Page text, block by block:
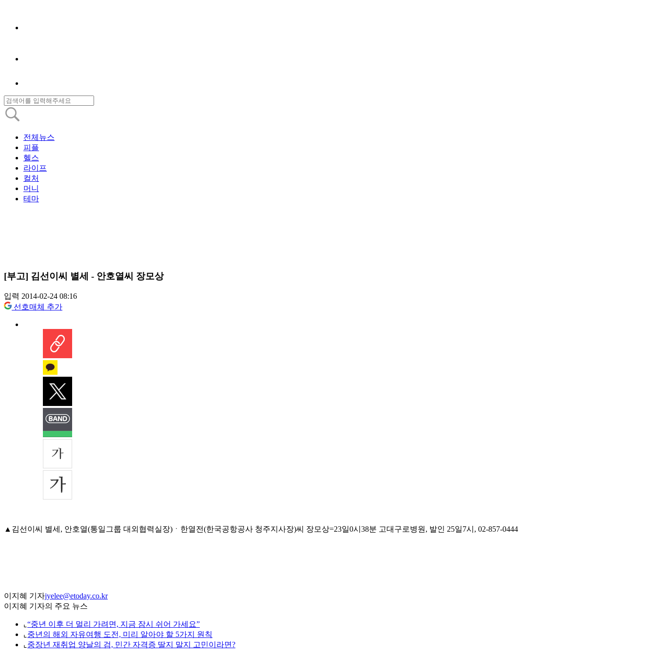
전체뉴스
피플
헬스
라이프
컬처
머니
테마
[부고] 김선이씨 별세 - 안호열씨 장모상
입력 2014-02-24 08:16
선호매체 추가
▲김선이씨 별세, 안호열(통일그룹 대외협력실장)ㆍ한열전(한국공항공사 청주지사장)씨 장모상=23일0시38분 고대구로병원, 발인 25일7시, 02-857-0444
이지혜 기자jyelee@etoday.co.kr
이지혜 기자의 주요 뉴스
⌞ “중년 이후 더 멀리 가려면, 지금 잠시 쉬어 가세요”
⌞ 중년의 해외 자유여행 도전, 미리 알아야 할 5가지 원칙
⌞ 중장년 재취업 양날의 검, 민간 자격증 딸지 말지 고민이라면?